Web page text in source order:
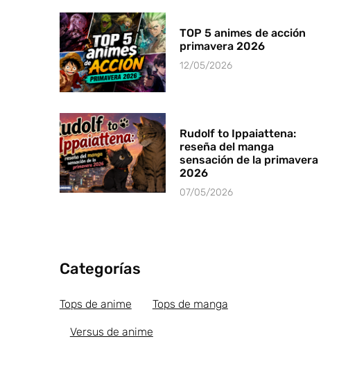
TOP 5 animes de acción
primavera 2026
12/05/2026
Rudolf to Ippaiattena:
reseña del manga
sensación de la primavera
2026
07/05/2026
Categorías
Tops de anime Tops de manga
Versus de anime